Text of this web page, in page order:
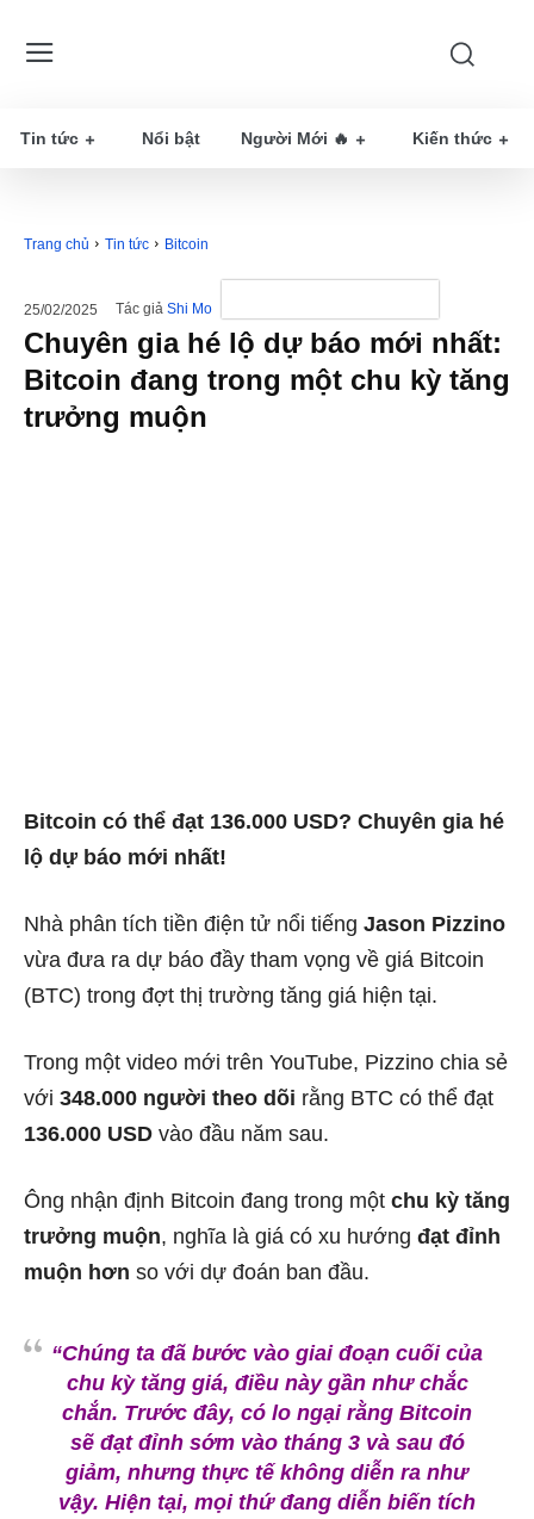
Tin tức Nổi bật Người Mới 🔥 Kiến thức
Trang chủ Tin tức Bitcoin
25/02/2025 Tác giả Shi Mo
Chuyên gia hé lộ dự báo mới nhất:
Bitcoin đang trong một chu kỳ tăng
trưởng muộn
Bitcoin có thể đạt 136.000 USD? Chuyên gia hé
lộ dự báo mới nhất!
Nhà phân tích tiền điện tử nổi tiếng Jason Pizzino
vừa đưa ra dự báo đầy tham vọng về giá Bitcoin
(BTC) trong đợt thị trường tăng giá hiện tại.
Trong một video mới trên YouTube, Pizzino chia sẻ
với 348.000 người theo dõi rằng BTC có thể đạt
136.000 USD vào đầu năm sau.
Ông nhận định Bitcoin đang trong một chu kỳ tăng
trưởng muộn, nghĩa là giá có xu hướng đạt đỉnh
muộn hơn so với dự đoán ban đầu.
“Chúng ta đã bước vào giai đoạn cuối của
chu kỳ tăng giá, điều này gần như chắc
chắn. Trước đây, có lo ngại rằng Bitcoin
sẽ đạt đỉnh sớm vào tháng 3 và sau đó
giảm, nhưng thực tế không diễn ra như
vậy. Hiện tại, mọi thứ đang diễn biến tích